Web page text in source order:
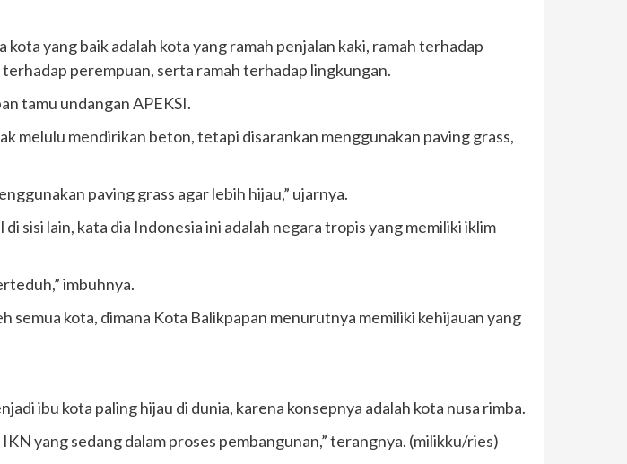
yang baik adalah kota yang ramah penjalan kaki, ramah terhadap
perempuan, serta ramah terhadap lingkungan.
tamu undangan APEKSI.
melulu mendirikan beton, tetapi disarankan menggunakan paving grass,
paving grass agar lebih hijau,” ujarnya.
sisi lain, kata dia Indonesia ini adalah negara tropis yang memiliki iklim
imbuhnya.
semua kota, dimana Kota Balikpapan menurutnya memiliki kehijauan yang
ibu kota paling hijau di dunia, karena konsepnya adalah kota nusa rimba.
yang sedang dalam proses pembangunan,” terangnya. (milikku/ries)